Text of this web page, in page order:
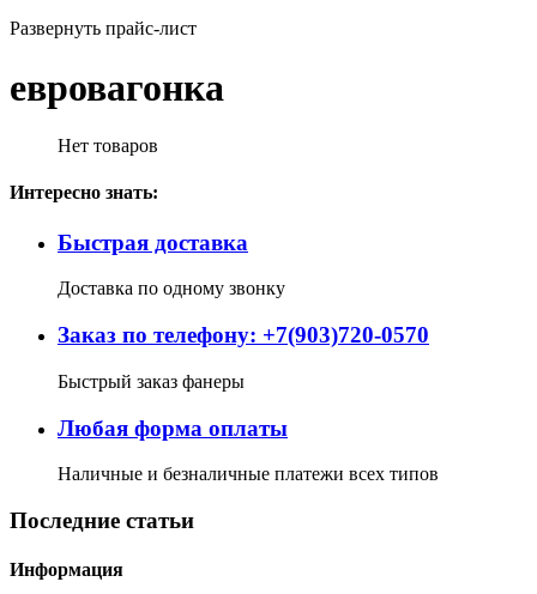
Развернуть прайс-лист
евровагонка
Нет товаров
Интересно знать:
Быстрая доставка
Доставка по одному звонку
Заказ по телефону: +7(903)720-0570
Быстрый заказ фанеры
Любая форма оплаты
Наличные и безналичные платежи всех типов
Последние статьи
Информация